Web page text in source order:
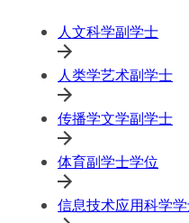
人文科学副学士
人类学艺术副学士
传播学文学副学士
体育副学士学位
信息技术应用科学